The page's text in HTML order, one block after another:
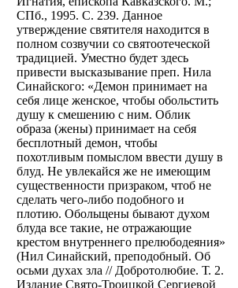
СПб., 1995. С. 239. Данное
утверждение святителя находится в
полном созвучии со святоотеческой
традицией. Уместно будет здесь
привести высказывание преп. Нила
Синайского: «Демон принимает на
себя лице женское, чтобы обольстить
душу к смешению с ним. Облик
образа (жены) принимает на себя
бесплотный демон, чтобы
похотливым помыслом ввести душу в
блуд. Не увлекайся же не имеющим
существенности призраком, чтоб не
сделать чего-либо подобного и
плотию. Обольщены бывают духом
блуда все такие, не отражающие
крестом внутреннего прелюбодеяния»
(Нил Синайский, преподобный. Об
осьми духах зла // Добротолюбие. Т. 2.
Издание Свято-Троицкой Сергиевой